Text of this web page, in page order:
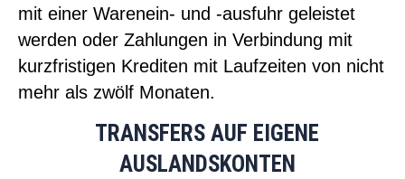
mit einer Warenein- und -ausfuhr geleistet
werden oder Zahlungen in Verbindung mit
kurzfristigen Krediten mit Laufzeiten von nicht
mehr als zwölf Monaten.
TRANSFERS AUF EIGENE
AUSLANDSKONTEN